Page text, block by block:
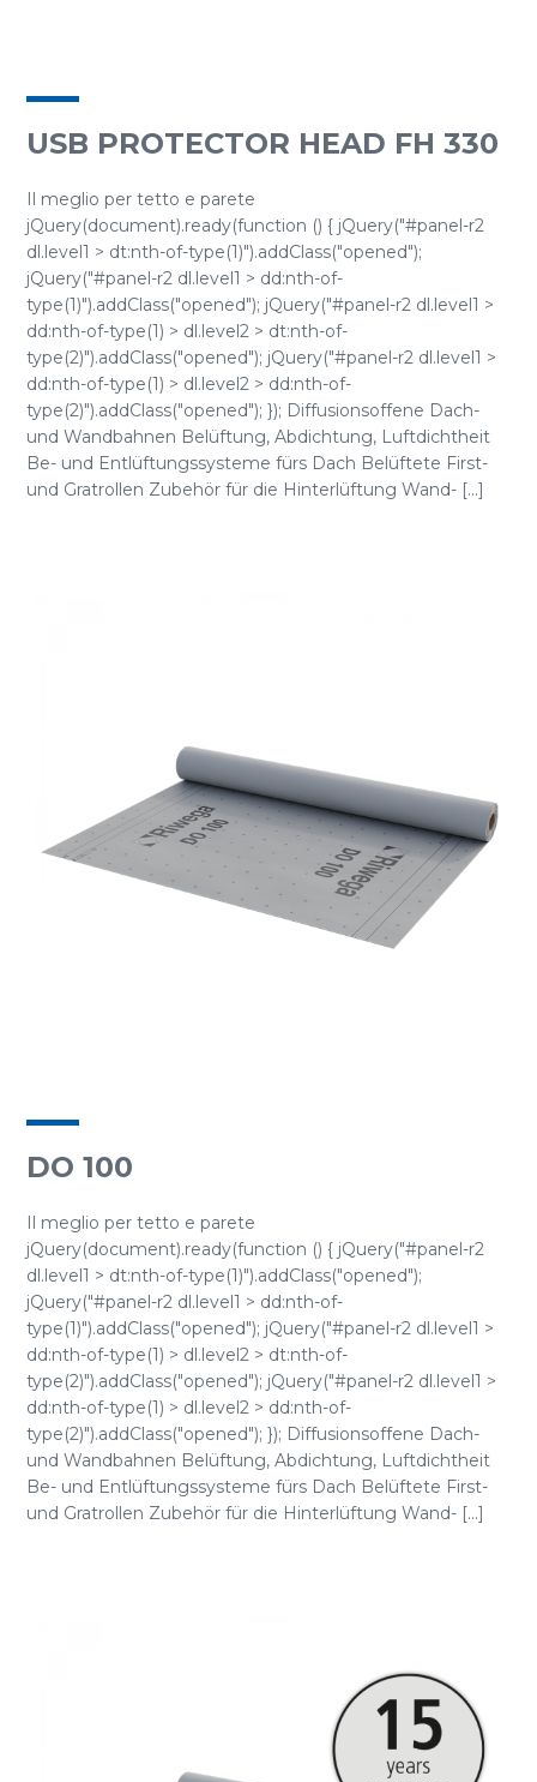
USB PROTECTOR HEAD FH 330
Il meglio per tetto e parete
jQuery(document).ready(function () { jQuery("#panel-r2
dl.level1 > dt:nth-of-type(1)").addClass("opened");
jQuery("#panel-r2 dl.level1 > dd:nth-of-
type(1)").addClass("opened"); jQuery("#panel-r2 dl.level1 >
dd:nth-of-type(1) > dl.level2 > dt:nth-of-
type(2)").addClass("opened"); jQuery("#panel-r2 dl.level1 >
dd:nth-of-type(1) > dl.level2 > dd:nth-of-
type(2)").addClass("opened"); }); Diffusionsoffene Dach-
und Wandbahnen Belüftung, Abdichtung, Luftdichtheit
Be- und Entlüftungssysteme fürs Dach Belüftete First-
und Gratrollen Zubehör für die Hinterlüftung Wand- [...]
DO 100
Il meglio per tetto e parete
jQuery(document).ready(function () { jQuery("#panel-r2
dl.level1 > dt:nth-of-type(1)").addClass("opened");
jQuery("#panel-r2 dl.level1 > dd:nth-of-
type(1)").addClass("opened"); jQuery("#panel-r2 dl.level1 >
dd:nth-of-type(1) > dl.level2 > dt:nth-of-
type(2)").addClass("opened"); jQuery("#panel-r2 dl.level1 >
dd:nth-of-type(1) > dl.level2 > dd:nth-of-
type(2)").addClass("opened"); }); Diffusionsoffene Dach-
und Wandbahnen Belüftung, Abdichtung, Luftdichtheit
Be- und Entlüftungssysteme fürs Dach Belüftete First-
und Gratrollen Zubehör für die Hinterlüftung Wand- [...]